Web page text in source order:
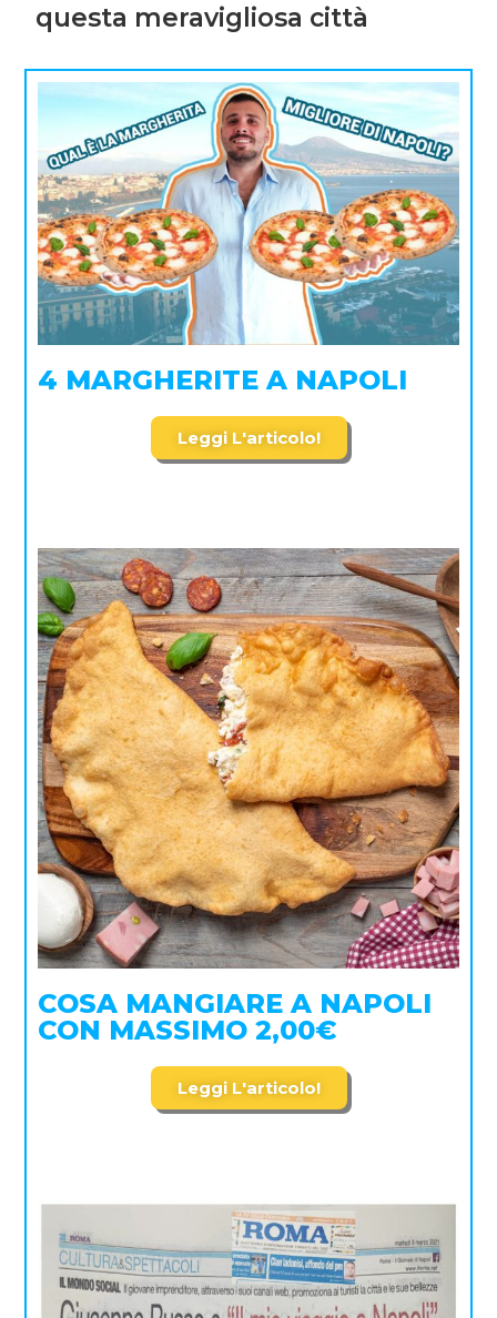
questa meravigliosa città
4 MARGHERITE A NAPOLI
Leggi L'articolo!
COSA MANGIARE A NAPOLI
CON MASSIMO 2,00€
Leggi L'articolo!